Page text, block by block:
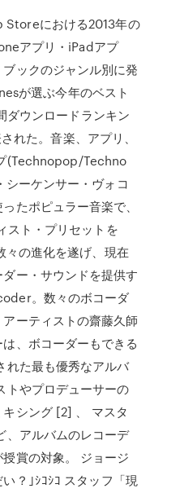
における2013年の
アプリ・iPadアプ
ックのジャンル別に発
が選ぶ今年のベスト
ダウンロードランキン
れた。音楽、アプリ、
(Technopop/Techno
ーケンサー・ヴォコ
たポピュラー音楽で、
スト・プリセットを
々の進化を遂げ、現在
ー・サウンドを提供す
。数々のボコーダ
ーティストの齋藤久師
、ボコーダーもできる
れた最も優秀なアルバ
トやプロデューサーの
シング [2] 、 マスタ
、アルバムのレコーデ
賞の対象。 ジョージ
い？｣ｼｺｼｺ スタッフ「現